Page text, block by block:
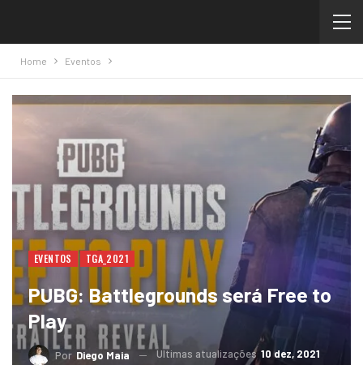
Home Eventos
EVENTOS TGA_2021
PUBG: Battlegrounds será Free to
Play
Por Diego Maia Ultimas atualizações 10 dez, 2021